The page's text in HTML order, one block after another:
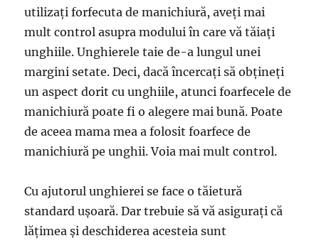
utilizați forfecuta de manichiură, aveți mai
mult control asupra modului în care vă tăiați
unghiile. Unghierele taie de-a lungul unei
margini setate. Deci, dacă încercați să obțineți
un aspect dorit cu unghiile, atunci foarfecele de
manichiură poate fi o alegere mai bună. Poate
de aceea mama mea a folosit foarfece de
manichiură pe unghii. Voia mai mult control.
Cu ajutorul unghierei se face o tăietură
standard ușoară. Dar trebuie să vă asigurați că
lățimea și deschiderea acesteia sunt